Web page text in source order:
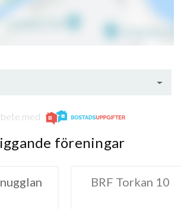
med
föreningar
BRF Torkan 10
BRF